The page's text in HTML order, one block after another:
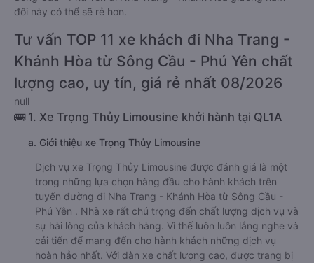
đôi này có thể sẽ rẻ hơn.
Tư vấn TOP 11 xe khách đi Nha Trang -
Khánh Hòa từ Sông Cầu - Phú Yên chất
lượng cao, uy tín, giá rẻ nhất 08/2026
null
🚌 1. Xe Trọng Thủy Limousine khởi hành tại QL1A
a. Giới thiệu xe Trọng Thủy Limousine
Dịch vụ xe Trọng Thủy Limousine được đánh giá là một
trong những lựa chọn hàng đầu cho hành khách trên
tuyến đường đi Nha Trang - Khánh Hòa từ Sông Cầu -
Phú Yên . Nhà xe rất chú trọng đến chất lượng dịch vụ và
sự hài lòng của khách hàng. Vì thế luôn luôn lắng nghe và
cải tiến để mang đến cho hành khách những dịch vụ
hoàn hảo nhất. Với dàn xe chất lượng cao, được trang bị